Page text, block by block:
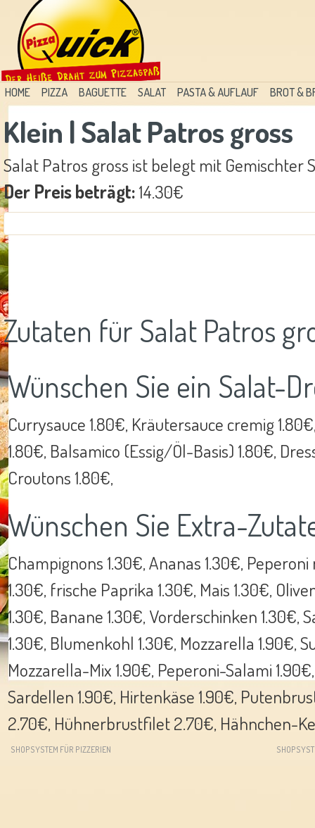
HOME PIZZA BAGUETTE SALAT PASTA & AUFLAUF BROT &
Klein | Salat Patros gross
Salat Patros gross ist belegt mit Gemischter
Der Preis beträgt:14.30€
Zutaten für Salat Patros
Wünschen Sie ein Salat-
Currysauce 1.80€, Kräutersauce cremig
1.80€, Balsamico (Essig/Öl-Basis) 1.80€,
Croutons 1.80€,
Wünschen Sie Extra-
Champignons 1.30€, Ananas 1.30€,
1.30€, frische Paprika 1.30€, Mais 1.30€,
1.30€, Banane 1.30€, Vorderschinken 1.30€,
1.30€, Blumenkohl 1.30€, Mozzarella 1.90€,
Mozzarella-Mix 1.90€, Peperoni-Salami
Sardellen 1.90€, Hirtenkäse 1.90€,
2.70€, Hühnerbrustfilet 2.70€, Hähnchen-
SHOPSYSTEM FÜR PIZZERIEN